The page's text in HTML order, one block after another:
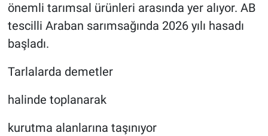
önemli tarımsal ürünleri arasında yer alıyor. AB
tescilli Araban sarımsağında 2026 yılı hasadı
başladı.
Tarlalarda demetler
halinde toplanarak
kurutma alanlarına taşınıyor